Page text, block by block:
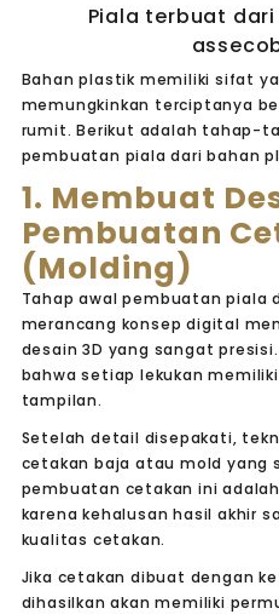
Piala terbuat
Bahan plastik memiliki sifat
memungkinkan terciptanya
rumit. Berikut adalah tahap-
pembuatan piala dari bahan
1. Membuat
Pembuatan
(Molding)
Tahap awal pembuatan piala
merancang konsep digital
desain 3D yang sangat
bahwa setiap lekukan
tampilan.
Setelah detail disepakati,
cetakan baja atau mold yang
pembuatan cetakan ini
karena kehalusan hasil akhir
kualitas cetakan.
Jika cetakan dibuat dengan
dihasilkan akan memiliki